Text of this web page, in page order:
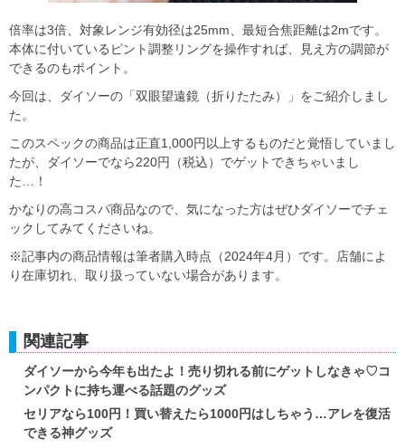
倍率は3倍、対象レンジ有効径は25mm、最短合焦距離は2mです。
本体に付いているピント調整リングを操作すれば、見え方の調節が
できるのもポイント。
今回は、ダイソーの「双眼望遠鏡（折りたたみ）」をご紹介しまし
た。
このスペックの商品は正直1,000円以上するものだと覚悟していまし
たが、ダイソーでなら220円（税込）でゲットできちゃいまし
た…！
かなりの高コスパ商品なので、気になった方はぜひダイソーでチェ
ックしてみてくださいね。
※記事内の商品情報は筆者購入時点（2024年4月）です。店舗によ
り在庫切れ、取り扱っていない場合があります。
関連記事
ダイソーから今年も出たよ！売り切れる前にゲットしなきゃ♡コ
ンパクトに持ち運べる話題のグッズ
セリアなら100円！買い替えたら1000円はしちゃう…アレを復活
できる神グッズ